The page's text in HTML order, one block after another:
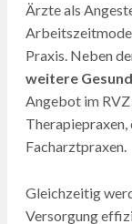
Ärzte als
Praxis. Neben
weitere
Angebot im RVZ
Facharztpraxen.
Gleichzeitig
Versorgung